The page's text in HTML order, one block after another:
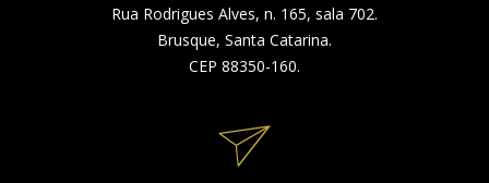
Rua Rodrigues Alves, n. 165, sala 702.
Brusque, Santa Catarina.
CEP 88350-160.